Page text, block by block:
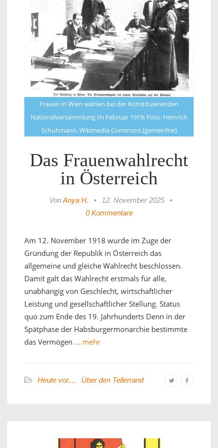
Frauen in Wien wählen bei der Konstituierenden
Nationalversammlung im Februar 1919; Foto: Heinrich
Schuhmann, Wikimedia Commons (gemeinfrei)
Das Frauenwahlrecht
in Österreich
VonAnya H. • 12. November 2025
•
0 Kommentare
Am 12. November 1918 wurde im Zuge der
Gründung der Republik in Österreich das
allgemeine und gleiche Wahlrecht beschlossen.
Damit galt das Wahlrecht erstmals für alle,
unabhängig von Geschlecht, wirtschaftlicher
Leistung und gesellschaftlicher Stellung. Status
quo zum Ende des 19. Jahrhunderts Denn in der
Spätphase der Habsburgermonarchie bestimmte
das Vermögen … mehr
Heute vor..., Über den Tellerrand